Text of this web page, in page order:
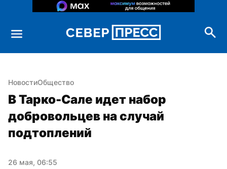
НовостиОбщество
В Тарко-Сале идет набор
добровольцев на случай
подтоплений
26 мая, 06:55